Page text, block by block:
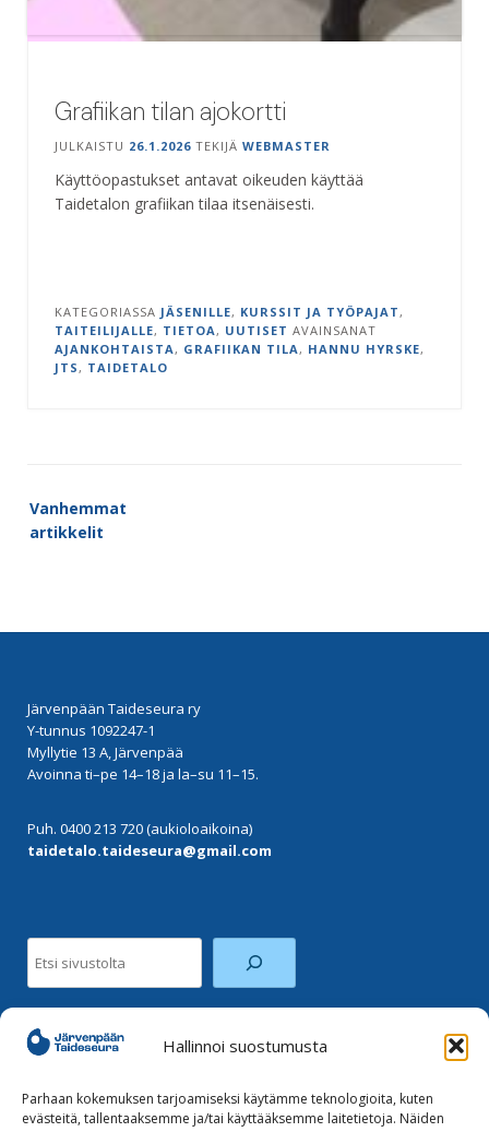
Hallinnoi suostumusta
Parhaan kokemuksen tarjoamiseksi käytämme teknologioita, kuten
evästeitä, tallentaaksemme ja/tai käyttääksemme laitetietoja. Näiden
Grafiikan tilan ajokortti
JULKAISTU 26.1.2026 TEKIJÄ WEBMASTER
Käyttöopastukset antavat oikeuden käyttää
Taidetalon grafiikan tilaa itsenäisesti.
KATEGORIASSA JÄSENILLE, KURSSIT JA TYÖPAJAT ,
TAITEILIJALLE, TIETOA , UUTISET AVAINSANAT
AJANKOHTAISTA , GRAFIIKAN TILA , HANNU HYRSKE,
JTS , TAIDETALO
Artikkelien
selaus
Vanhemmat
artikkelit
Järvenpään Taideseura ry
Y-tunnus 1092247-1
Myllytie 13 A, Järvenpää
Avoinna ti–pe 14–18 ja la–su 11–15.
Puh. 0400 213 720 (aukioloaikoina)
taidetalo.taideseura@gmail.com
Instagram